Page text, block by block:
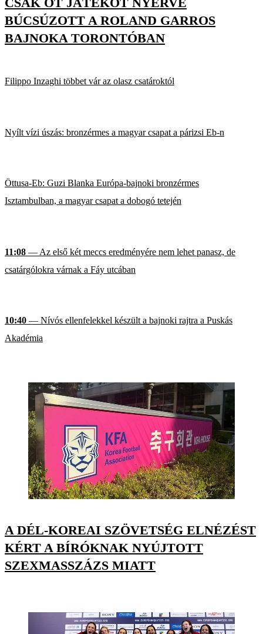
BÚCSÚZOTT A ROLAND GARROS
BAJNOKA TORONTÓBAN
Filippo Inzaghi többet vár az olasz csatároktól
Nyílt vízi úszás: bronzérmes a magyar csapat a párizsi Eb-n
Öttusa-Eb: Guzi Blanka Európa-bajnoki bronzérmes
Isztambulban, a magyar csapat a dobogó tetején
11:08 — Az első két meccs eredményére nem lehet panasz, de
csatárgólokra várnak a Fáy utcában
10:40 — Nívós ellenfelekkel készült a bajnoki rajtra a Puskás
Akadémia
A DÉL-KOREAI SZÖVETSÉG ELNÉZÉST
KÉRT A BÍRÓKNAK NYÚJTOTT
SZEXMASSZÁZS MIATT